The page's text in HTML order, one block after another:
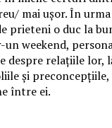
mai ușor. În
prieteni o duc la
weekend,
despre relațiile lor,
și
între ei.